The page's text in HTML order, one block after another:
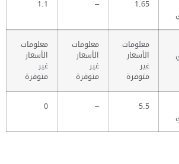
1.65
–
1.1
معلومات
الأسعار
غير
متوفرة
معلومات
الأسعار
غير
متوفرة
معلومات
الأسعار
غير
متوفرة
5.5
–
0